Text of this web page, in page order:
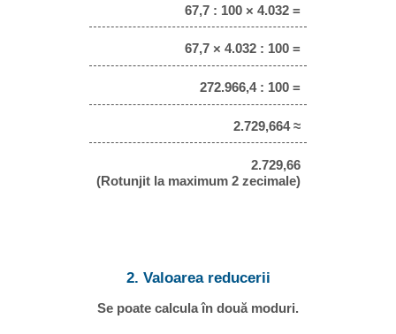
67,7 : 100 × 4.032 =
67,7 × 4.032 : 100 =
272.966,4 : 100 =
2.729,664 ≈
2.729,66
(Rotunjit la maximum 2 zecimale)
2. Valoarea reducerii
Se poate calcula în două moduri.